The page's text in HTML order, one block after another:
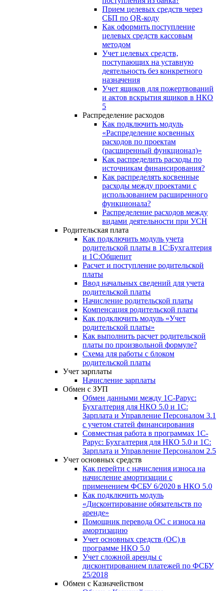
Прием целевых средств через
СБП по QR-коду
Как оформить поступление
целевых средств кассовым
методом
Учет целевых средств,
поступающих на уставную
деятельность без конкретного
назначения
Учет ящиков для пожертвований
и актов вскрытия ящиков в НКО
5
Распределение расходов
Как подключить модуль
«Распределение косвенных
расходов по проектам
(расширенный функционал)»
Как распределить расходы по
источникам финансирования?
Как распределять косвенные
расходы между проектами с
использованием расширенного
функционала?
Распределение расходов между
видами деятельности при УСН
Родительская плата
Как подключить модуль учета
родительской платы в 1С:Бухгалтерия
и 1С:Общепит
Расчет и поступление родительской
платы
Ввод начальных сведений для учета
родительской платы
Начисление родительской платы
Компенсация родительской платы
Как подключить модуль «Учет
родительской платы»
Как выполнить расчет родительской
платы по произвольной формуле?
Схема для работы с блоком
родительской платы
Учет зарплаты
Начисление зарплаты
Обмен с ЗУП
Обмен данными между 1С-Рарус:
Бухгалтерия для НКО 5.0 и 1С:
Зарплата и Управление Персоналом 3.1
с учетом статей финансирования
Совместная работа в программах 1С-
Рарус: Бухгалтерия для НКО 5.0 и 1С:
Зарплата и Управление Персоналом 2.5
Учет основных средств
Как перейти с начисления износа на
начисление амортизации с
применением ФСБУ 6/2020 в НКО 5.0
Как подключить модуль
«Дисконтирование обязательств по
аренде»
Помощник перевода ОС с износа на
амортизацию
Учет основных средств (ОС) в
программе НКО 5.0
Учет сложной аренды с
дисконтированием платежей по ФСБУ
25/2018
Обмен с Казначейством